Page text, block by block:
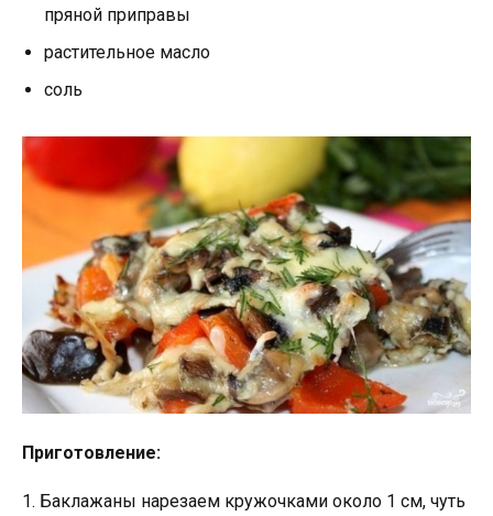
пряной приправы
растительное масло
соль
Приготовление:
1. Баклажаны нарезаем кружочками около 1 см, чуть